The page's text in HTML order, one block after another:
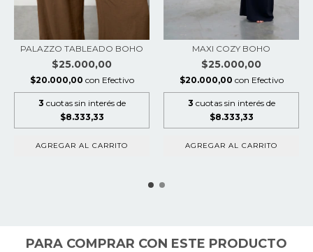
PALAZZO TABLEADO BOHO
$25.000,00
$20.000,00 con Efectivo
3 cuotas sin interés de
$8.333,33
AGREGAR AL CARRITO
MAXI COZY BOHO
$25.000,00
$20.000,00 con Efectivo
3 cuotas sin interés de
$8.333,33
AGREGAR AL CARRITO
PARA COMPRAR CON ESTE PRODUCTO